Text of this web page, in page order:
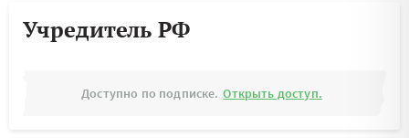
Учредитель РФ
Доступно по подписке. Открыть доступ.